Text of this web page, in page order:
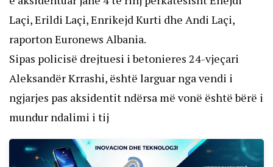
Laçi, Erildi Laçi, Enrikejd Kurti dhe Andi Laçi,
raportonEuronews Albania.
Sipas policisë drejtuesi i betonieres 24-vjeçari
Aleksandër Krrashi, është larguar nga vendi i
ngjarjes pas aksidentit ndërsa më vonë është bërë i
mundur ndalimi i tij